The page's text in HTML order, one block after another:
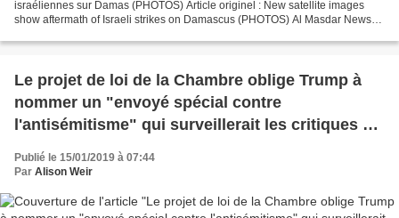
israéliennes sur Damas (PHOTOS) Article originel : New satellite images
show aftermath of Israeli strikes on Damascus (PHOTOS) Al Masdar News
Le projet de loi de la Chambre oblige Trump à
nommer un "envoyé spécial contre
l'antisémitisme" qui surveillerait les critiques à
l'égard d'Israël (ICH)
Publié le 15/01/2019 à 07:44
Par Alison Weir